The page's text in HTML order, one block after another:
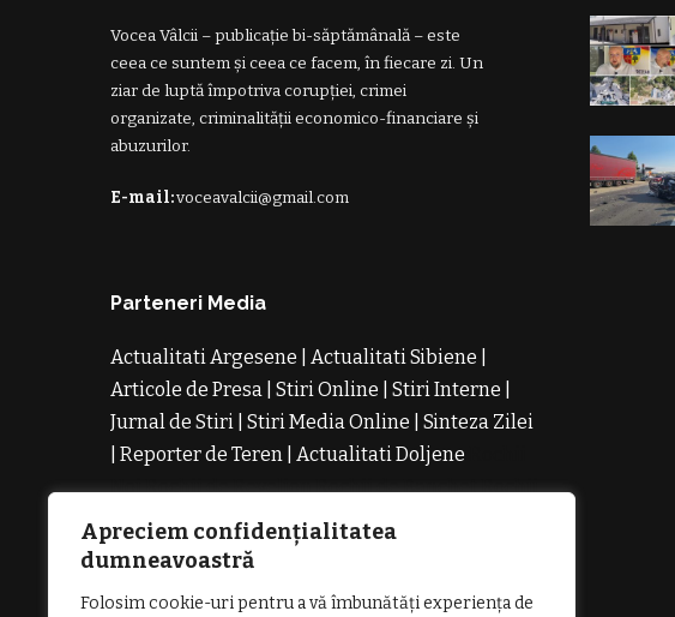
Apreciem confidențialitatea
dumneavoastră
Folosim cookie-uri pentru a vă îmbunătăți experiența de
Vocea Vâlcii – publicație bi-săptămânală – este
ceea ce suntem și ceea ce facem, în fiecare zi. Un
ziar de luptă împotriva corupției, crimei
organizate, criminalității economico-financiare și
abuzurilor.
E-mail:voceavalcii@gmail.com
Parteneri Media
Actualitati Argesene Actualitati Sibiene
Articole de Presa
Stiri Online Stiri Interne
Jurnal de Stiri
Stiri Media Online
Sinteza Zilei
Reporter de Teren Actualitati Doljene
NoiRochii de RevelionRochii de BanchetRochii
de Cununie
Magazin de Rochii
Comanda Rochii de Seara